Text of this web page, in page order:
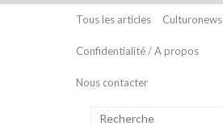
Tous les articles Culturonews
Confidentialité / A propos
Nous contacter